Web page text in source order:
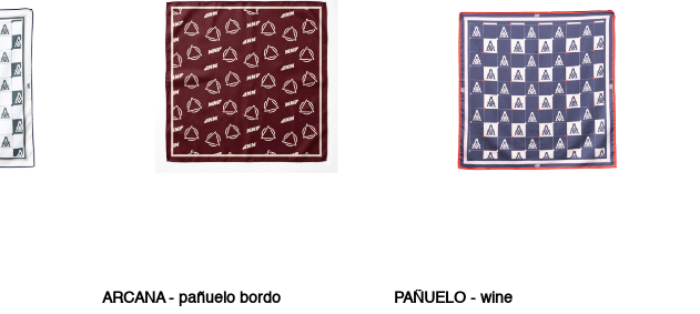
ARCANA - pañuelo bordo
PAÑUELO - wine